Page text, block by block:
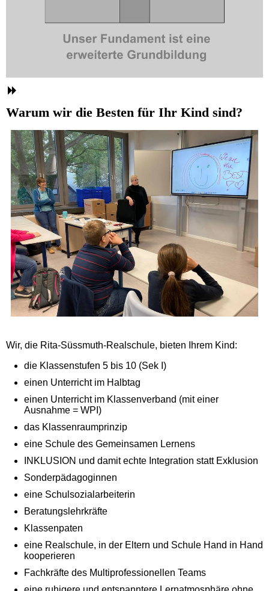
Warum wir die Besten für Ihr Kind sind?
Wir, die Rita-Süssmuth-Realschule, bieten Ihrem Kind:
die Klassenstufen 5 bis 10 (Sek I)
einen Unterricht im Halbtag
einen Unterricht im Klassenverband (mit einer
Ausnahme = WPI)
das Klassenraumprinzip
eine Schule des Gemeinsamen Lernens
INKLUSION und damit echte Integration statt Exklusion
Sonderpädagoginnen
eine Schulsozialarbeiterin
Beratungslehrkräfte
Klassenpaten
eine Realschule, in der Eltern und Schule Hand in Hand
kooperieren
Fachkräfte des Multiprofessionellen Teams